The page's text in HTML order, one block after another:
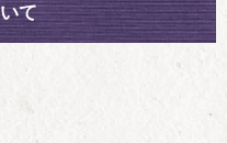
て